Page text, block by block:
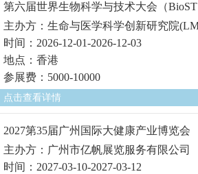
第六届世界生物科学与技术大会（BioST
主办方：生命与医学科学创新研究院
时间：2026-12-01-2026-12-03
地点：香港
参展费：5000-10000
点击查看详情
2027第35届广州国际大健康产业博览会
主办方：广州市亿帆展览服务有限公司
时间：2027-03-10-2027-03-12